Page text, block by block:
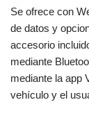
Se ofrece con
de datos y
accesorio
mediante
mediante la app
vehículo y el